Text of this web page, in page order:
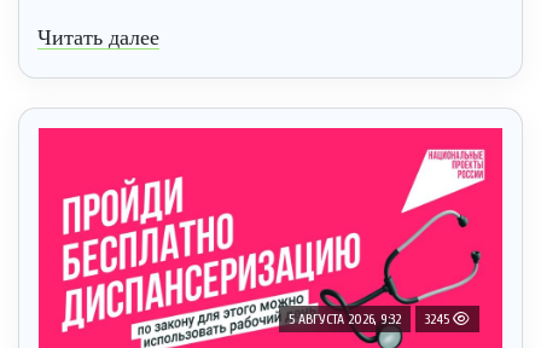
Читать далее
5 АВГУСТА 2026, 9:32 3245